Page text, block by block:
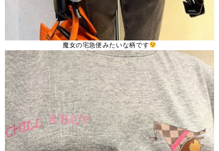
魔女の宅急便みたいな柄です